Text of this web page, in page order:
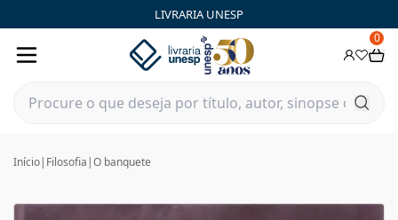
LIVRARIA UNESP
0
Início| Filosofia |O banquete